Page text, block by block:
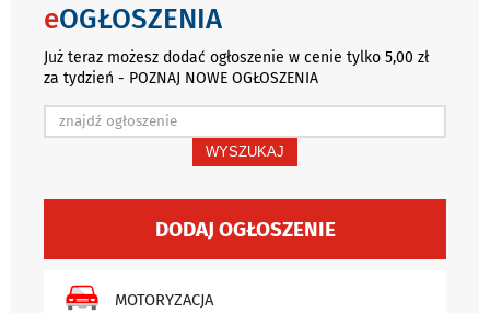
eOGŁOSZENIA
Już teraz możesz dodać ogłoszenie w cenie tylko 5,00 zł
za tydzień - POZNAJ NOWE OGŁOSZENIA
WYSZUKAJ
DODAJ OGŁOSZENIE
MOTORYZACJA